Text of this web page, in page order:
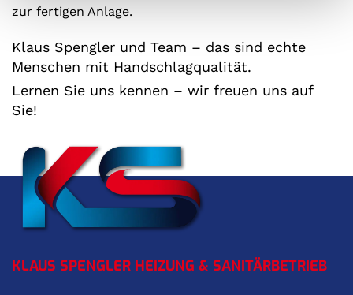
zur fertigen Anlage.
Klaus Spengler und Team – das sind echte
Menschen mit Handschlagqualität.
Lernen Sie uns kennen – wir freuen uns auf
Sie!
KLAUS SPENGLER HEIZUNG & SANITÄRBETRIEB